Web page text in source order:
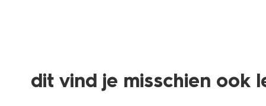
dit vind je misschien ook